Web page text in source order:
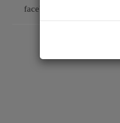
facebook粉絲團